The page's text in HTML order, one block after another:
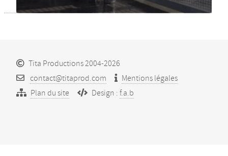
Tita Productions 2004-2026
contact@titaprod.com
Mentions légales
Plan du site
Design : f.a.b